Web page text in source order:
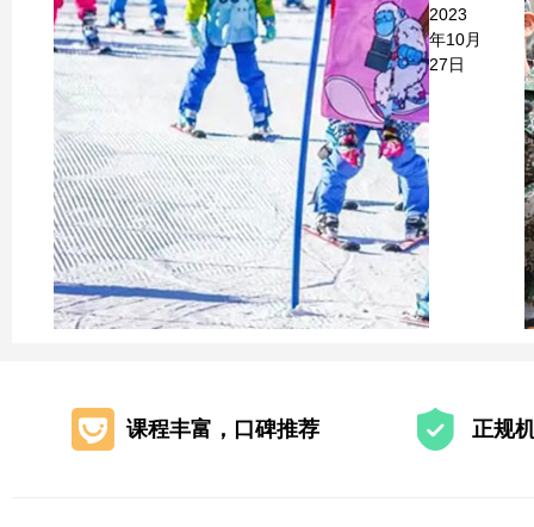
2023
年10月
27日
课程丰富，口碑推荐 正规